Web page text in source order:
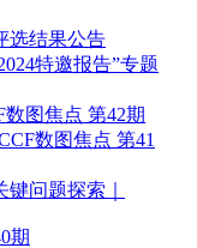
选结果公告
特邀报告”专题
图焦点 第42期
数图焦点 第41
问题探索｜
期